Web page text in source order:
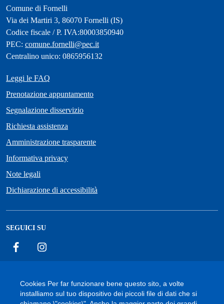
Comune di Fornelli
Via dei Martiri 3, 86070 Fornelli (IS)
Codice fiscale / P. IVA:80003850940
PEC: comune.fornelli@pec.it
Centralino unico: 0865956132
Leggi le FAQ
Prenotazione appuntamento
Segnalazione disservizio
Richiesta assistenza
Amministrazione trasparente
Informativa privacy
Note legali
Dichiarazione di accessibilità
SEGUICI SU
Facebook
Accessibilità Cookie Privacy Policy Mappa del sito
Cookies Per far funzionare bene questo sito, a volte
installiamo sul tuo dispositivo dei piccoli file di dati che si